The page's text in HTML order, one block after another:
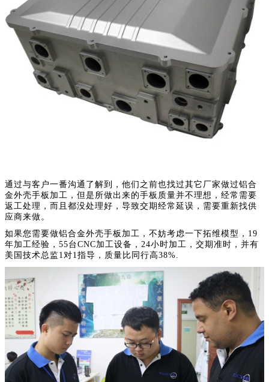
通过与客户一番沟通了解到，他们之前也找过其它厂家做过铝合
金外壳手板加工，但是所做出来的手板质量并不理想，经常需要
返工处理，而且都没处理好，导致交期经常延误，需要重新找供
应商来做。
如果您需要做铝合金外壳手板加工，不妨考虑一下拓维模型，19
年加工经验，55台CNC加工设备，24小时加工，交期准时，并有
美国技术总监1对1指导，质量比同行高38%.